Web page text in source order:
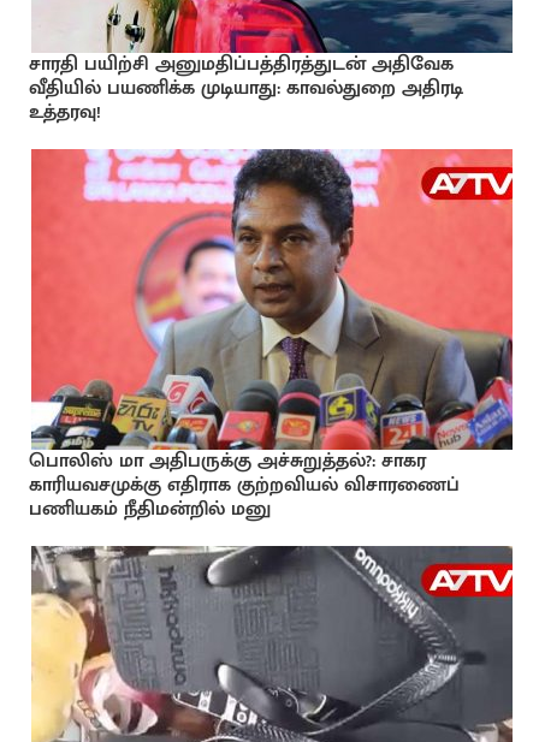
சாரதி பயிற்சி அனுமதிப்பத்திரத்துடன் அதிவேக
வீதியில் பயணிக்க முடியாது: காவல்துறை அதிரடி
உத்தரவு!
பொலிஸ் மா அதிபருக்கு அச்சுறுத்தல்?: சாகர
காரியவசமுக்கு எதிராக குற்றவியல் விசாரணைப்
பணியகம் நீதிமன்றில் மனு